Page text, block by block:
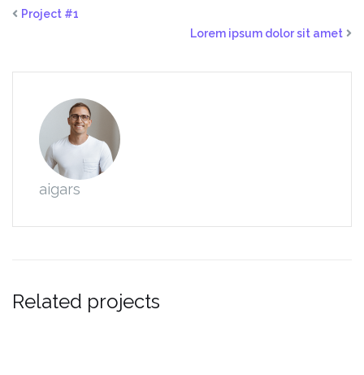
Project #1
Lorem ipsum dolor sit amet
aigars
Related projects